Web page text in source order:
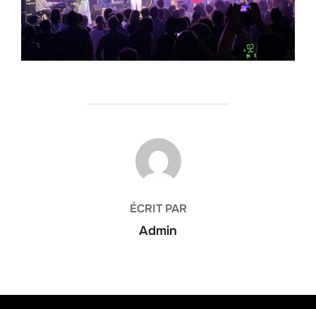
AUTEUR DE LA PUBLICATION
ÉCRIT PAR
Admin